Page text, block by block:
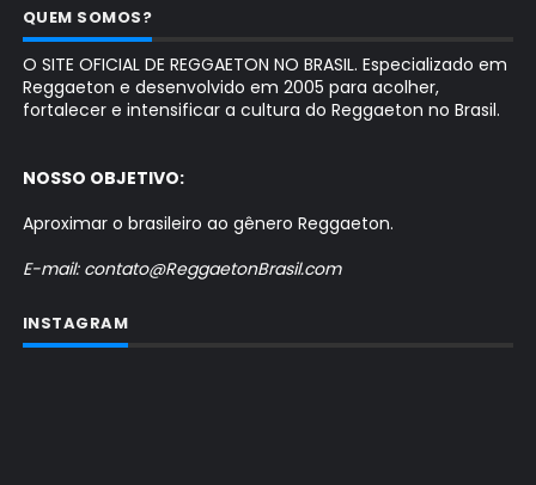
QUEM SOMOS?
O SITE OFICIAL DE REGGAETON NO BRASIL. Especializado em
Reggaeton e desenvolvido em 2005 para acolher,
fortalecer e intensificar a cultura do Reggaeton no Brasil.
NOSSO OBJETIVO:
Aproximar o brasileiro ao gênero Reggaeton.
E-mail: contato@ReggaetonBrasil.com
INSTAGRAM